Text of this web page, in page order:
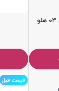
قیمت قبل